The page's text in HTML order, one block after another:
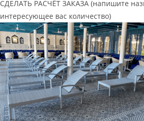
СДЕЛАТЬ РАСЧЁТ ЗАКАЗА (напишите
интересующее вас количество)